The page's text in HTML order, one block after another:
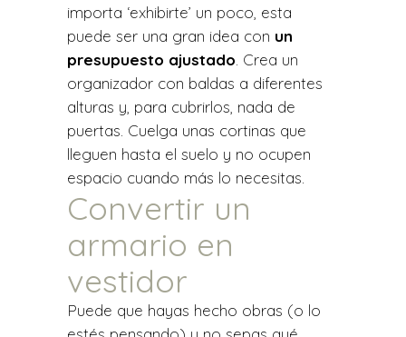
importa ‘exhibirte’ un poco, esta
puede ser una gran idea con un
presupuesto ajustado . Crea un
organizador con baldas a diferentes
alturas y, para cubrirlos, nada de
puertas. Cuelga unas cortinas que
lleguen hasta el suelo y no ocupen
espacio cuando más lo necesitas.
Convertir un
armario en
vestidor
Puede que hayas hecho obras (o lo